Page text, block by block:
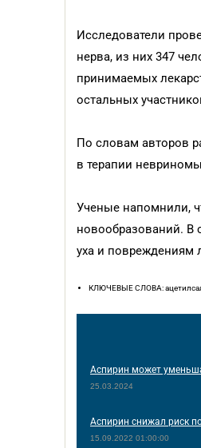
Исследователи
нерва, из них 347
принимаемых
остальных
По словам авторов
в терапии
Ученые напомнили,
новообразований. В
уха и повреждениям
КЛЮЧЕВЫЕ СЛОВА:
Аспирин может
25.03.2024
Аспирин снижал риск
15.09.2022 01:00:00